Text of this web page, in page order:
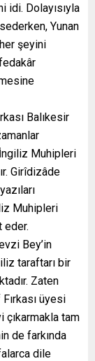
idi. Dolayısıyla
Yunan
şeyini
Balıkesir
Muhipleri
Girîdizâde
Muhipleri
eder.
Bey’in
taraftarı bir
Zaten
üyesi
çıkarmakla tam
de farkında
dile